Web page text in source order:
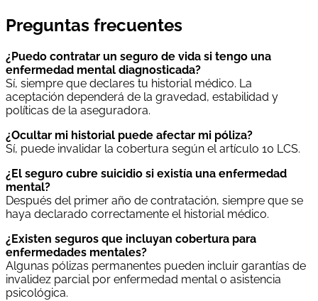
Preguntas frecuentes
¿Puedo contratar un seguro de vida si tengo una
enfermedad mental diagnosticada?
Sí, siempre que declares tu historial médico. La
aceptación dependerá de la gravedad, estabilidad y
políticas de la aseguradora.
¿Ocultar mi historial puede afectar mi póliza?
Sí, puede invalidar la cobertura según el artículo 10 LCS.
¿El seguro cubre suicidio si existía una enfermedad
mental?
Después del primer año de contratación, siempre que se
haya declarado correctamente el historial médico.
¿Existen seguros que incluyan cobertura para
enfermedades mentales?
Algunas pólizas permanentes pueden incluir garantías de
invalidez parcial por enfermedad mental o asistencia
psicológica.